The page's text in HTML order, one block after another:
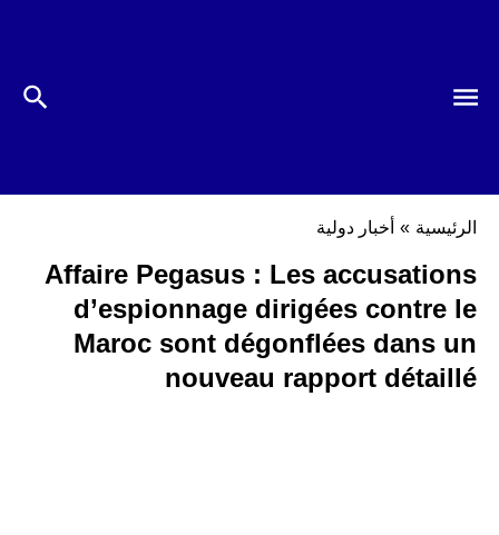
الرئيسية » أخبار دولية
Affaire Pegasus : Les accusations
d’espionnage dirigées contre le
Maroc sont dégonflées dans un
nouveau rapport détaillé